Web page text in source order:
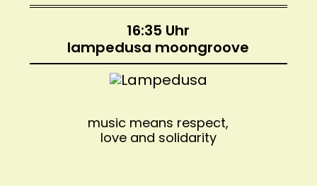
16:35 Uhr
lampedusa moongroove
music means respect,
love and solidarity